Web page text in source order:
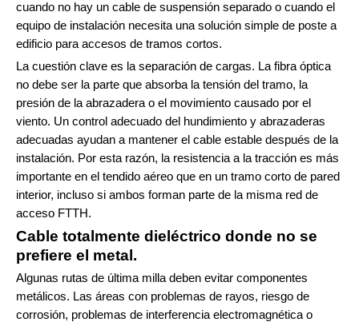
cuando no hay un cable de suspensión separado o cuando el
equipo de instalación necesita una solución simple de poste a
edificio para accesos de tramos cortos.
La cuestión clave es la separación de cargas. La fibra óptica
no debe ser la parte que absorba la tensión del tramo, la
presión de la abrazadera o el movimiento causado por el
viento. Un control adecuado del hundimiento y abrazaderas
adecuadas ayudan a mantener el cable estable después de la
instalación. Por esta razón, la resistencia a la tracción es más
importante en el tendido aéreo que en un tramo corto de pared
interior, incluso si ambos forman parte de la misma red de
acceso FTTH.
Cable totalmente dieléctrico donde no se
prefiere el metal.
Algunas rutas de última milla deben evitar componentes
metálicos. Las áreas con problemas de rayos, riesgo de
corrosión, problemas de interferencia electromagnética o